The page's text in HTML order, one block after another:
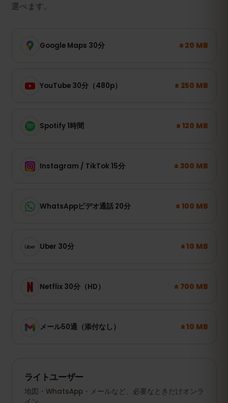
選べます。
Google Maps 30分 ± 20 MB
YouTube 30分（480p） ± 250 MB
Spotify 1時間 ± 120 MB
Instagram / TikTok 15分 ± 300 MB
WhatsAppビデオ通話 20分 ± 100 MB
Uber 30分 ± 10 MB
Netflix 30分（HD） ± 700 MB
メール50通（添付なし） ± 10 MB
ライトユーザー
地図・WhatsApp・メールなど、必要なときだけオンラ